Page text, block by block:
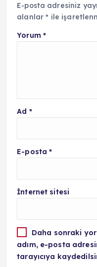
E-posta adresiniz
alanlar* ile
Yorum *
Ad *
E-posta*
İnternet sitesi
Daha sonraki
adım, e-posta
tarayıcıya